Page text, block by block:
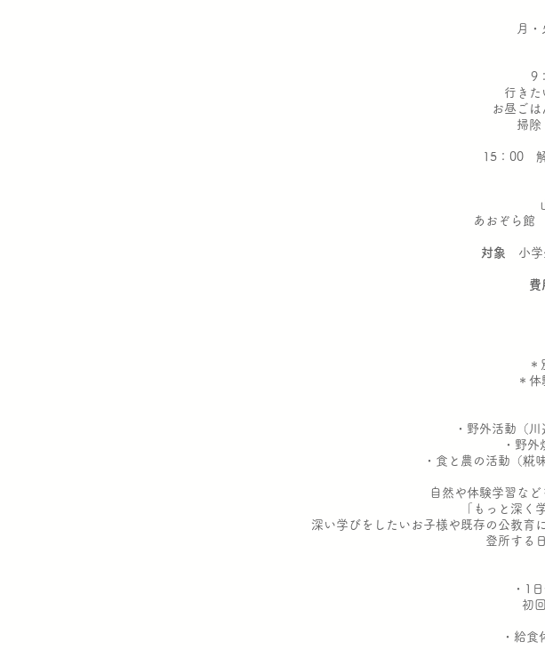
月
9
行きた
お昼ごは
掃除
15：00 解
あおぞら館
対象 小学
費
＊
・野外活動（
・野
・食と農の活動（糀
自然や体験学習など
「もっと深く
深い学びをしたいお子様や既存の公教育
登所する
・1
初
・給